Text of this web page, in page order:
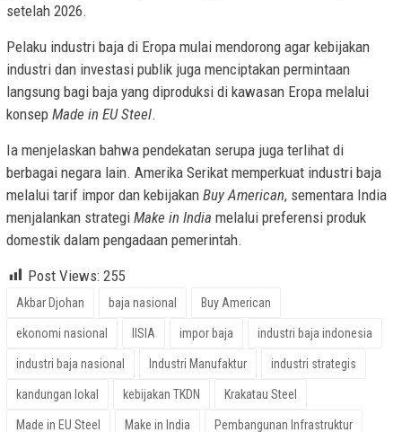
setelah 2026.
Pelaku industri baja di Eropa mulai mendorong agar kebijakan
industri dan investasi publik juga menciptakan permintaan
langsung bagi baja yang diproduksi di kawasan Eropa melalui
konsep Made in EU Steel.
Ia menjelaskan bahwa pendekatan serupa juga terlihat di
berbagai negara lain. Amerika Serikat memperkuat industri baja
melalui tarif impor dan kebijakan Buy American, sementara India
menjalankan strategi Make in India melalui preferensi produk
domestik dalam pengadaan pemerintah.
Post Views: 255
Akbar Djohan baja nasional Buy American
ekonomi nasional IISIA impor baja industri baja indonesia
industri baja nasional Industri Manufaktur industri strategis
kandungan lokal kebijakan TKDN Krakatau Steel
Made in EU Steel Make in India Pembangunan Infrastruktur